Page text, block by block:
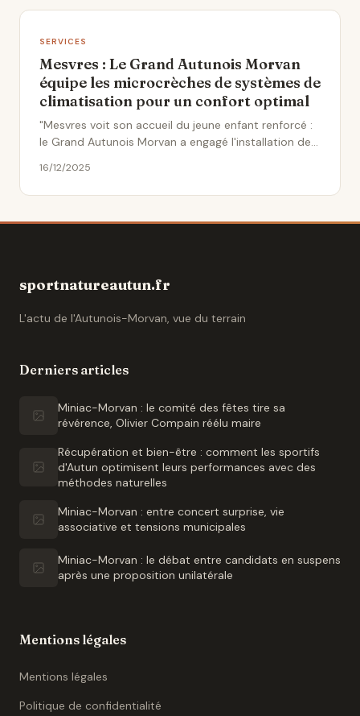
SERVICES
Mesvres : Le Grand Autunois Morvan
équipe les microcrèches de systèmes de
climatisation pour un confort optimal
"Mesvres voit son accueil du jeune enfant renforcé :
le Grand Autunois Morvan a engagé l'installation de
16/12/2025
sportnatureautun.fr
L'actu de l'Autunois-Morvan, vue du terrain
Derniers articles
Miniac-Morvan : le comité des fêtes tire sa
révérence, Olivier Compain réélu maire
Récupération et bien-être : comment les sportifs
d'Autun optimisent leurs performances avec des
méthodes naturelles
Miniac-Morvan : entre concert surprise, vie
associative et tensions municipales
Miniac-Morvan : le débat entre candidats en suspens
après une proposition unilatérale
Mentions légales
Mentions légales
Politique de confidentialité